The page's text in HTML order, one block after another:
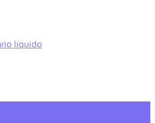
liquido